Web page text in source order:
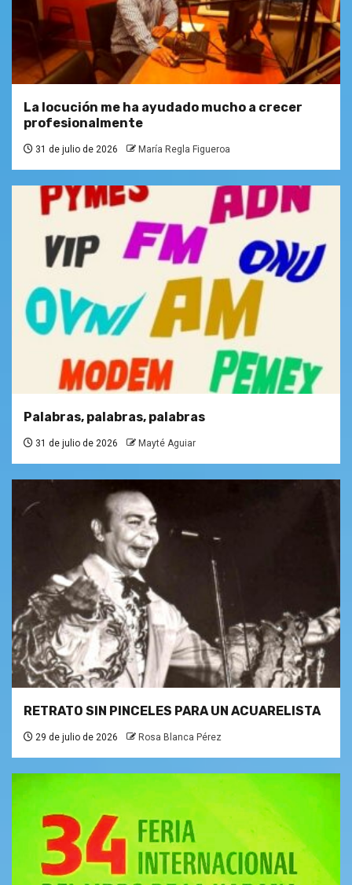
La locución me ha ayudado mucho a crecer
profesionalmente
31 de julio de 2026 María Regla Figueroa
Palabras, palabras, palabras
31 de julio de 2026 Mayté Aguiar
RETRATO SIN PINCELES PARA UN ACUARELISTA
29 de julio de 2026 Rosa Blanca Pérez